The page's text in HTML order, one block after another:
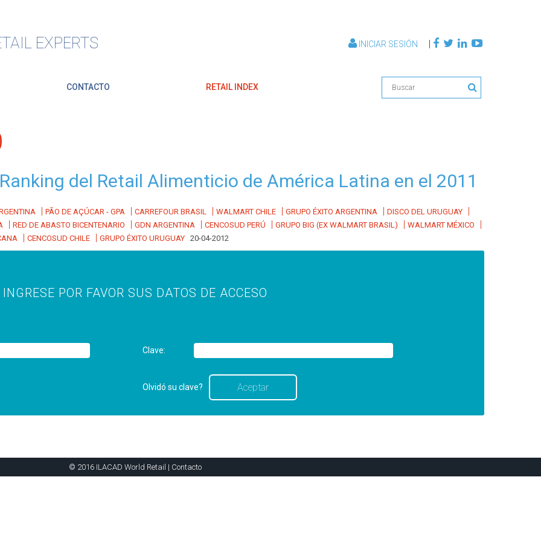
EXPERTS INICIAR SESIÓN |
CONTACTO RETAIL INDEX
del Retail Alimenticio de América Latina en el 2011
| PÃO DE AÇÚCAR - GPA | CARREFOUR BRASIL | WALMART CHILE | GRUPO ÉXITO ARGENTINA | DISCO DEL URUGUAY |
| RED DE ABASTO BICENTENARIO | GDN ARGENTINA | CENCOSUD PERÚ | GRUPO BIG (EX WALMART BRASIL) | WALMART MÉXICO |
| CENCOSUD CHILE | GRUPO ÉXITO URUGUAY 20-04-2012
INGRESE POR FAVOR SUS DATOS DE ACCESO
Clave:
Olvidó su clave?
© 2016 ILACAD World Retail | Contacto